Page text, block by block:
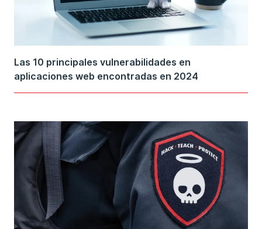
Las 10 principales vulnerabilidades en
aplicaciones web encontradas en 2024